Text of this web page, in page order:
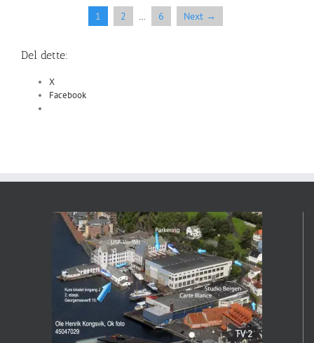
1 2 … 6 Next →
Del dette:
X
Facebook